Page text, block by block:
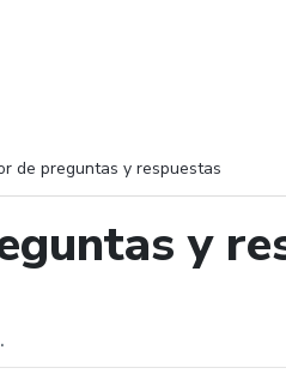
de preguntas y respuestas
y
de búsqueda